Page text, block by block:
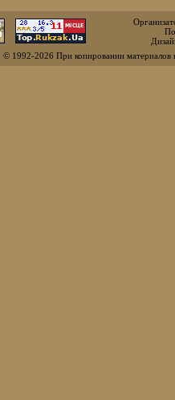
© 1992-2026 При копировании материалов